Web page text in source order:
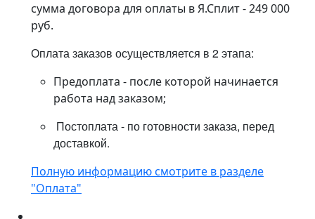
сумма договора для оплаты в Я.Сплит - 249 000
руб.
Оплата заказов осуществляется в 2 этапа:
Предоплата - после которой начинается
работа над заказом;
Постоплата - по готовности заказа, перед
доставкой.
Полную информацию смотрите в разделе
"Оплата"